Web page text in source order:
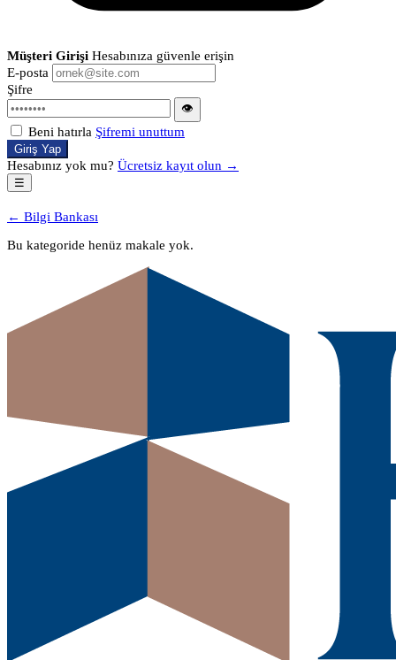
Müşteri Girişi Hesabınıza güvenle erişin
E-posta
Şifre
👁
Beni hatırla Şifremi unuttum
Giriş Yap
Hesabınız yok mu? Ücretsiz kayıt olun →
☰
← Bilgi Bankası
Bu kategoride henüz makale yok.